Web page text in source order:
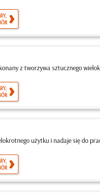
z tworzywa sztucznego
użytku i nadaje się do